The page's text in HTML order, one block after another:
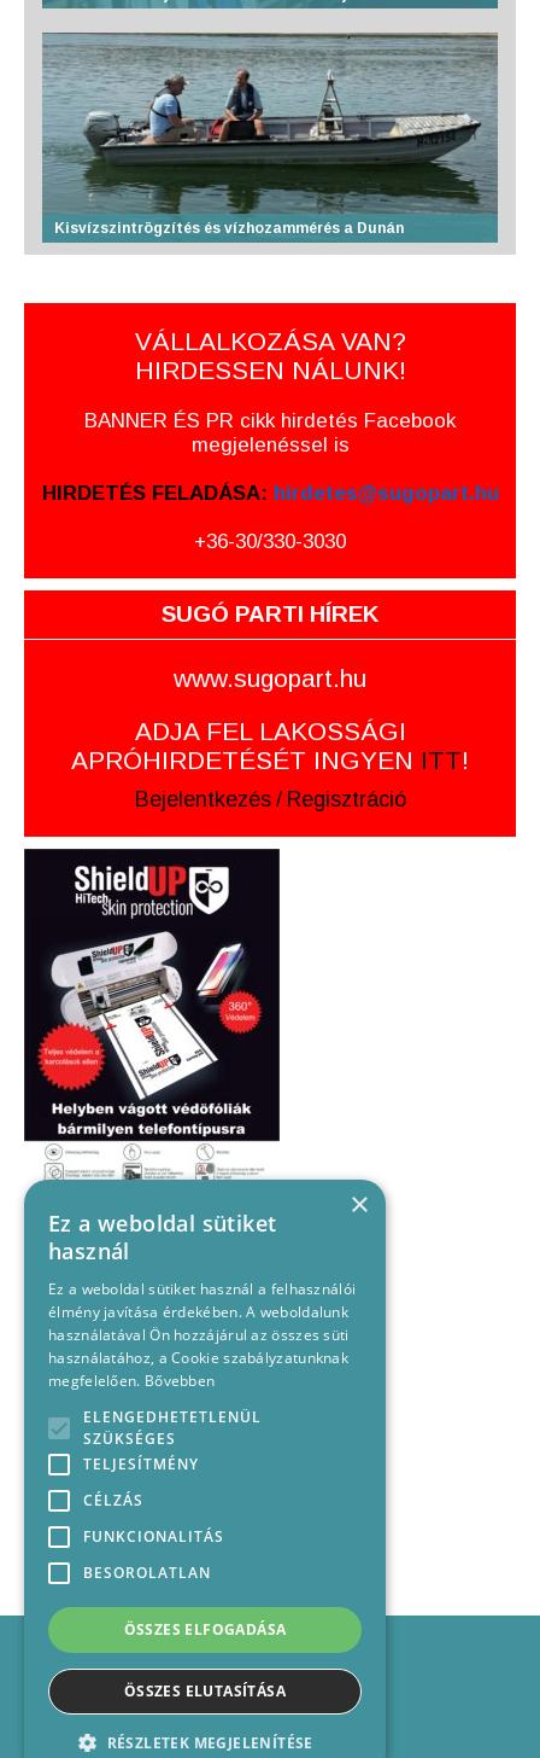
Kisvízszintrögzítés és vízhozammérés a Dunán
VÁLLALKOZÁSA VAN?
HIRDESSEN NÁLUNK!
BANNER ÉS PR cikk hirdetés Facebook
megjelenéssel is
HIRDETÉS FELADÁSA: hirdetes@sugopart.hu
+36-30/330-3030
SUGÓ PARTI HÍREK
www.sugopart.hu
ADJA FEL LAKOSSÁGI
APRÓHIRDETÉSÉT INGYEN ITT!
Bejelentkezés / Regisztráció
Impresszum
Médiajánlat
Felhasználási feltételek
Kapcsolat
×
Ez a weboldal sütiket
használ
Ez a weboldal sütiket használ a felhasználói
élmény javítása érdekében. A weboldalunk
használatával Ön hozzájárul az összes süti
használatához, a Cookie szabályzatunknak
megfelelően. Bővebben
ELENGEDHETETLENÜL
SZÜKSÉGES
TELJESÍTMÉNY
CÉLZÁS
FUNKCIONALITÁS
BESOROLATLAN
ÖSSZES ELFOGADÁSA
ÖSSZES ELUTASÍTÁSA
RÉSZLETEK MEGJELENÍTÉSE